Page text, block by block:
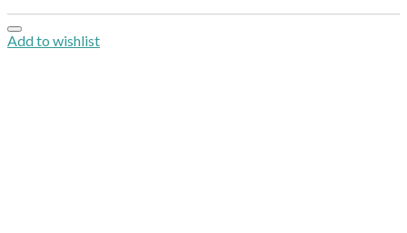
Add to wishlist